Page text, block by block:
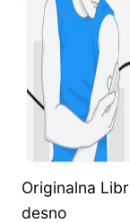
Originalna
desno